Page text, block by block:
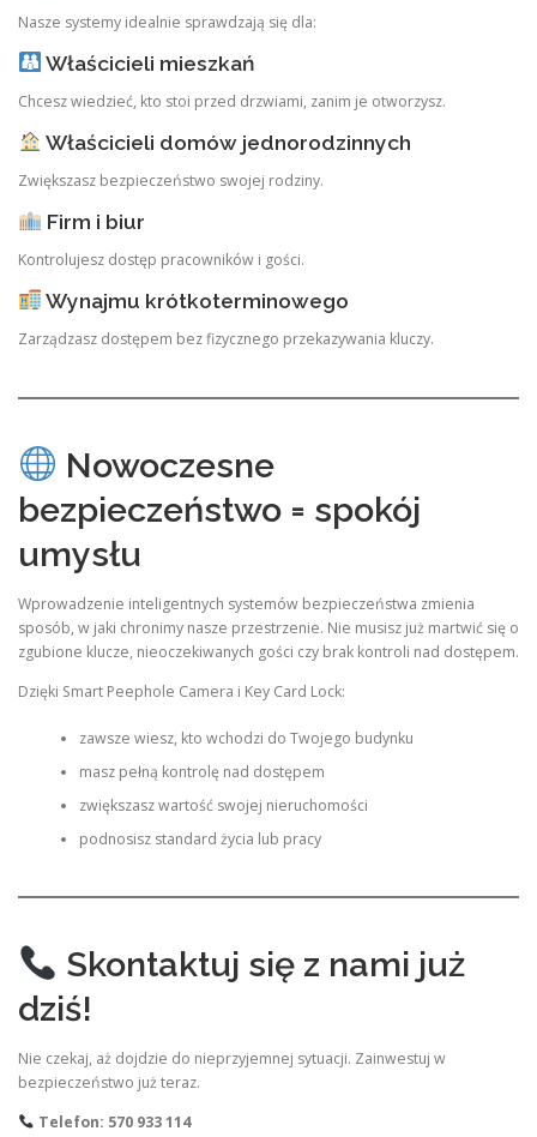
Nasze systemy idealnie sprawdzają się dla:
Właścicieli mieszkań
Chcesz wiedzieć, kto stoi przed drzwiami, zanim je otworzysz.
Właścicieli domów jednorodzinnych
Zwiększasz bezpieczeństwo swojej rodziny.
Firm i biur
Kontrolujesz dostęp pracowników i gości.
Wynajmu krótkoterminowego
Zarządzasz dostępem bez fizycznego przekazywania kluczy.
Nowoczesne
bezpieczeństwo = spokój
umysłu
Wprowadzenie inteligentnych systemów bezpieczeństwa zmienia
sposób, w jaki chronimy nasze przestrzenie. Nie musisz już martwić się o
zgubione klucze, nieoczekiwanych gości czy brak kontroli nad dostępem.
Dzięki Smart Peephole Camera i Key Card Lock:
zawsze wiesz, kto wchodzi do Twojego budynku
masz pełną kontrolę nad dostępem
zwiększasz wartość swojej nieruchomości
podnosisz standard życia lub pracy
Skontaktuj się z nami już
dziś!
Nie czekaj, aż dojdzie do nieprzyjemnej sytuacji. Zainwestuj w
bezpieczeństwo już teraz.
Telefon: 570 933 114